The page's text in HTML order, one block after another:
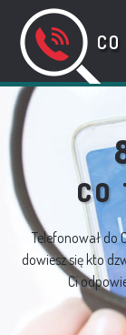
CO
Telefonował do
dowiesz się kto
Ci